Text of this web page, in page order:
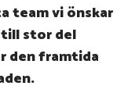
team vi önskar
till stor del
den framtida